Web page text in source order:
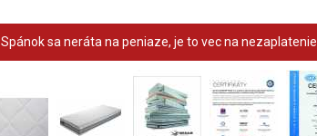
Spánok sa neráta na peniaze, je to vec na nezaplatenie